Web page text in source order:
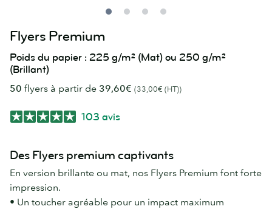
Flyers Premium
Poids du papier : 225 g/m² (Mat) ou 250 g/m²
(Brillant)
50 flyers à partir de 39,60€ (33,00€ (HT))
103 avis
Des Flyers premium captivants
En version brillante ou mat, nos Flyers Premium font forte
impression.
• Un toucher agréable pour un impact maximum